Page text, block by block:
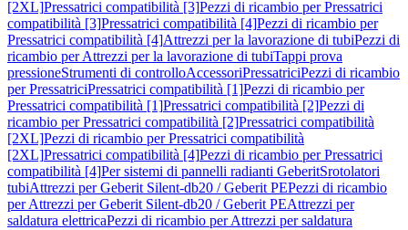
[2XL]Pressatrici compatibilità [3]Pezzi di ricambio per Pressatrici
compatibilità [3]Pressatrici compatibilità [4]Pezzi di ricambio per
Pressatrici compatibilità [4]Attrezzi per la lavorazione di tubiPezzi di
ricambio per Attrezzi per la lavorazione di tubiTappi prova
pressioneStrumenti di controlloAccessoriPressatriciPezzi di ricambio
per PressatriciPressatrici compatibilità [1]Pezzi di ricambio per
Pressatrici compatibilità [1]Pressatrici compatibilità [2]Pezzi di
ricambio per Pressatrici compatibilità [2]Pressatrici compatibilità
[2XL]Pezzi di ricambio per Pressatrici compatibilità
[2XL]Pressatrici compatibilità [4]Pezzi di ricambio per Pressatrici
compatibilità [4]Per sistemi di pannelli radianti GeberitSrotolatori
tubiAttrezzi per Geberit Silent-db20 / Geberit PEPezzi di ricambio
per Attrezzi per Geberit Silent-db20 / Geberit PEAttrezzi per
saldatura elettricaPezzi di ricambio per Attrezzi per saldatura